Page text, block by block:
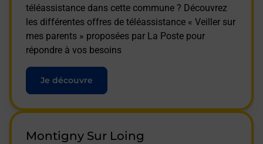
téléassistance dans cette commune ? Découvrez
les différentes offres de téléassistance « Veiller sur
mes parents » proposées par La Poste pour
répondre à vos besoins
Je découvre
Montigny Sur Loing